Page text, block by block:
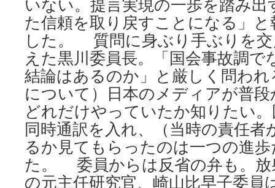
いない。提言実現の一歩を踏み
た信頼を取り戻すことになる」
した。 質問に身ぶり手ぶりを
えた黒川委員長。「国会事故調
結論はあるのか」と厳しく問わ
について）日本のメディアが普
どれだけやっていたか知りたい
同時通訳を入れ、（当時の責任
るか見てもらったのは一つの進
た。 委員からは反省の弁も。放
の元主任研究官、崎山比早子委員